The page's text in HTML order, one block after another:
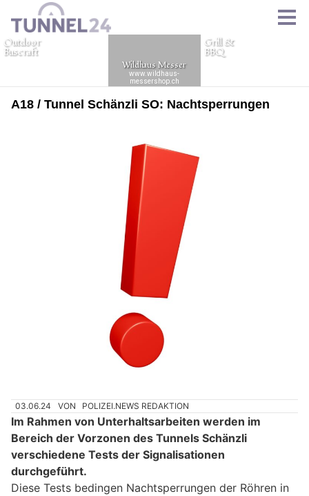
A18 / Tunnel Schänzli SO: Nachtsperrungen
03.06.24 VON POLIZEI.NEWS REDAKTION
Im Rahmen von Unterhaltsarbeiten werden im
Bereich der Vorzonen des Tunnels Schänzli
verschiedene Tests der Signalisationen
durchgeführt.
Diese Tests bedingen Nachtsperrungen der Röhren in